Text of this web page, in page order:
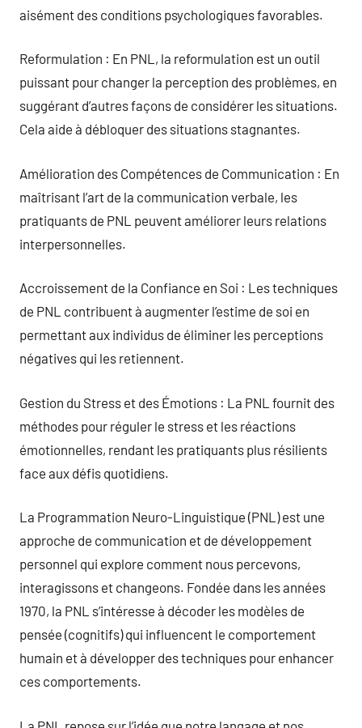
aisément des conditions psychologiques favorables.
Reformulation : En PNL, la reformulation est un outil
puissant pour changer la perception des problèmes, en
suggérant d’autres façons de considérer les situations.
Cela aide à débloquer des situations stagnantes.
Amélioration des Compétences de Communication : En
maîtrisant l’art de la communication verbale, les
pratiquants de PNL peuvent améliorer leurs relations
interpersonnelles.
Accroissement de la Confiance en Soi : Les techniques
de PNL contribuent à augmenter l’estime de soi en
permettant aux individus de éliminer les perceptions
négatives qui les retiennent.
Gestion du Stress et des Émotions : La PNL fournit des
méthodes pour réguler le stress et les réactions
émotionnelles, rendant les pratiquants plus résilients
face aux défis quotidiens.
La Programmation Neuro-Linguistique (PNL) est une
approche de communication et de développement
personnel qui explore comment nous percevons,
interagissons et changeons. Fondée dans les années
1970, la PNL s’intéresse à décoder les modèles de
pensée (cognitifs) qui influencent le comportement
humain et à développer des techniques pour enhancer
ces comportements.